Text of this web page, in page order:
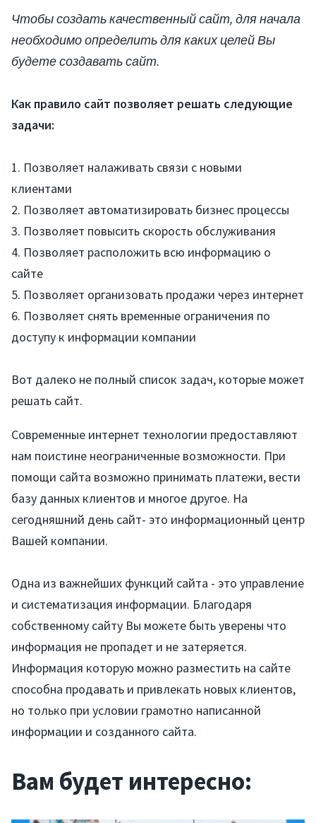
Чтобы создать качественный сайт, для начала
необходимо определить для каких целей Вы
будете создавать сайт.
Как правило сайт позволяет решать следующие
задачи:
1. Позволяет налаживать связи с новыми
клиентами
2. Позволяет автоматизировать бизнес процессы
3. Позволяет повысить скорость обслуживания
4. Позволяет расположить всю информацию о
сайте
5. Позволяет организовать продажи через интернет
6. Позволяет снять временные ограничения по
доступу к информации компании
Вот далеко не полный список задач, которые может
решать сайт.
Современные интернет технологии предоставляют
нам поистине неограниченные возможности. При
помощи сайта возможно принимать платежи, вести
базу данных клиентов и многое другое. На
сегодняшний день сайт- это информационный центр
Вашей компании.
Одна из важнейших функций сайта - это управление
и систематизация информации. Благодаря
собственному сайту Вы можете быть уверены что
информация не пропадет и не затеряется.
Информация которую можно разместить на сайте
способна продавать и привлекать новых клиентов,
но только при условии грамотно написанной
информации и созданного сайта.
Вам будет интересно:
Услуги
Компания
Портфолио
Решения